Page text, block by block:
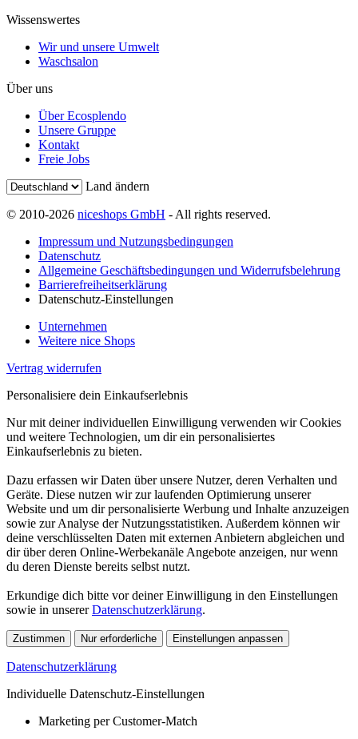
Wissenswertes
Wir und unsere Umwelt
Waschsalon
Über uns
Über Ecosplendo
Unsere Gruppe
Kontakt
Freie Jobs
Land ändern
© 2010-2026 niceshops GmbH - All rights reserved.
Impressum und Nutzungsbedingungen
Datenschutz
Allgemeine Geschäftsbedingungen und Widerrufsbelehrung
Barrierefreiheitserklärung
Datenschutz-Einstellungen
Unternehmen
Weitere nice Shops
Vertrag widerrufen
Personalisiere dein Einkaufserlebnis
Nur mit deiner individuellen Einwilligung verwenden wir Cookies
und weitere Technologien, um dir ein personalisiertes
Einkaufserlebnis zu bieten.
Dazu erfassen wir Daten über unsere Nutzer, deren Verhalten und
Geräte. Diese nutzen wir zur laufenden Optimierung unserer
Website und um dir personalisierte Werbung und Inhalte anzuzeigen
sowie zur Analyse der Nutzungsstatistiken. Außerdem können wir
deine verschlüsselten Daten mit externen Anbietern abgleichen und
dir über deren Online-Werbekanäle Angebote anzeigen, nur wenn
du deren Dienste bereits selbst nutzt.
Erkundige dich bitte vor deiner Einwilligung in den Einstellungen
sowie in unsererDatenschutzerklärung.
Zustimmen Nur erforderliche Einstellungen anpassen
Datenschutzerklärung
Individuelle Datenschutz-Einstellungen
Marketing per Customer-Match